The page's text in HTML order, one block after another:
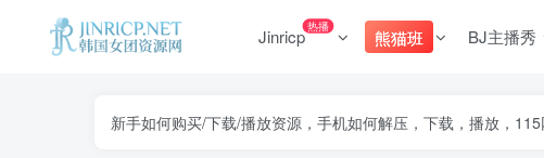
Jinricp热播
熊猫班 BJ主播秀
新手如何购买/下载/播放资源，手机如何解压，下载，播放，